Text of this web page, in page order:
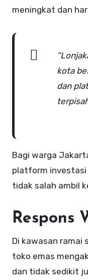
meningkat dan
kota
dan
Bagi warga
platform investasi
tidak salah ambil
Respons
Di kawasan ramai
toko emas
dan tidak sedikit